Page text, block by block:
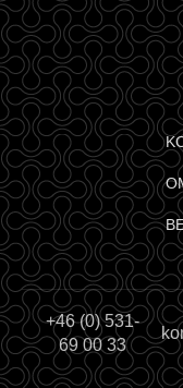
+46 (0) 531-
69 00 33